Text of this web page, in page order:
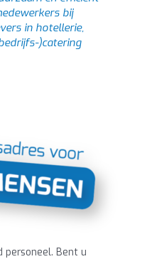
bij
in hotellerie,
)catering
personeel. Bent u